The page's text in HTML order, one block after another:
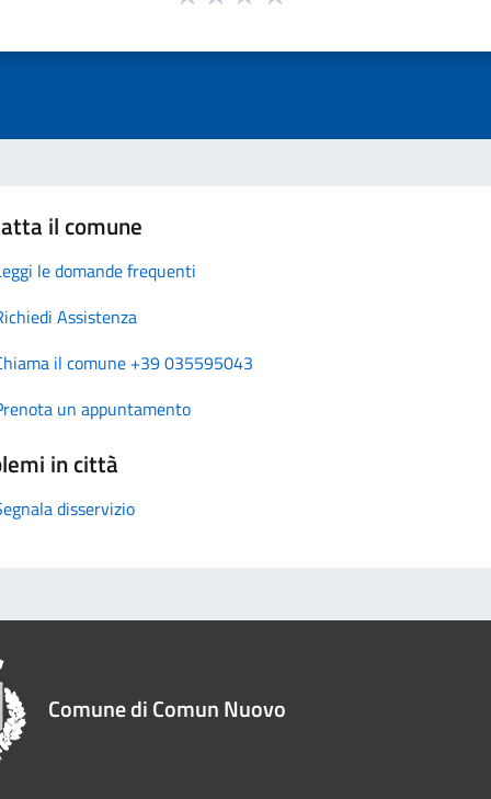
il comune
le domande frequenti
Assistenza
il comune +39 035595043
un appuntamento
in città
disservizio
Comune di Comun Nuovo